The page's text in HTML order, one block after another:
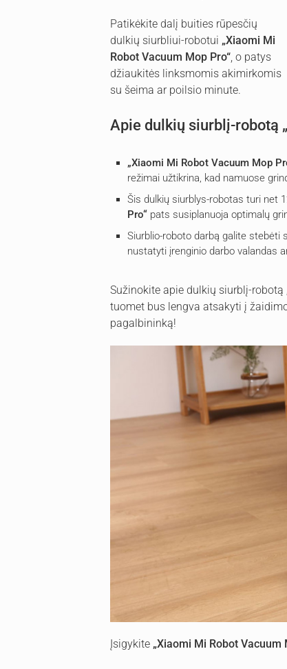
Patikėkite dalį buities rūpesčių
dulkių siurbliui-robotui „Xiaomi Mi
Robot Vacuum Mop Pro“, o patys
džiaukitės linksmomis akimirkomis
su šeima ar poilsio minute.
Apie dulkių siurblį-robotą
„Xiaomi Mi Robot Vacuum Mop
režimai užtikrina, kad namuose
Šis dulkių siurblys-robotas turi net
Pro“ pats susiplanuoja optimalų
Siurblio-roboto darbą galite stebėti
nustatyti įrenginio darbo valandas
Sužinokite apie dulkių siurblį-robotą
tuomet bus lengva atsakyti į
pagalbininką!
Įsigykite „Xiaomi Mi Robot Vacuum